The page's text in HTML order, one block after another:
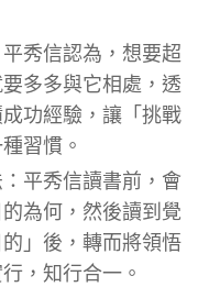
秀信認為，想要超
多多與它相處，透
功經驗，讓「挑戰
習慣。
平秀信讀書前，會
為何，然後讀到覺
」後，轉而將領悟
，知行合一。